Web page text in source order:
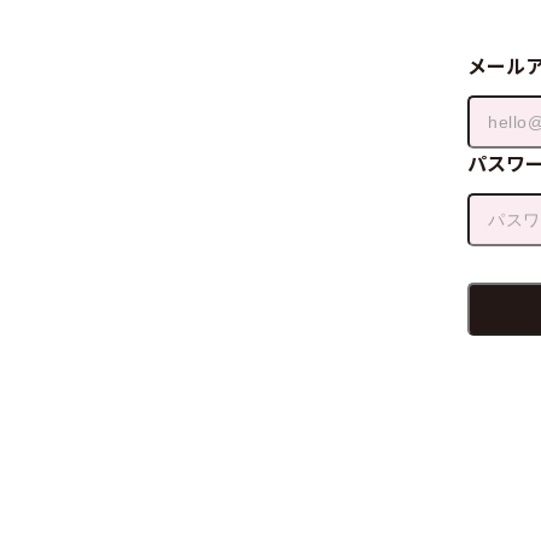
メール
パスワ